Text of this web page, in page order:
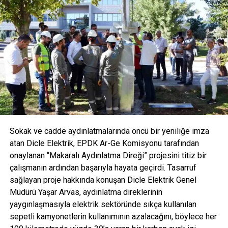
magnezyum oranı ve doğal bileşenleriyle yenilikçi
içecekler sunuyor. AVOYA, Türkiye’nin toplam mineral ve
magnezyum değeri en yüksek maden suyu olarak fark
yaratıyor. Sektörde bir ilki gerçekleştirerek meyve ve bitki
özleri ile zenginleştirilmiş, tamamen doğal içerikli
formüllerle tüketicilere sunuluyor. Bu yenilikçi yaklaşımla
AVOYA hem maden suyu hem de mineralli gazlı içecek
kategorisinde devrim yaratmayı hedefliyor.
Sokak ve cadde aydınlatmalarında öncü bir yeniliğe imza
atan Dicle Elektrik, EPDK Ar-Ge Komisyonu tarafından
onaylanan “Makaralı Aydınlatma Direği” projesini titiz bir
çalışmanın ardından başarıyla hayata geçirdi. Tasarruf
sağlayan proje hakkında konuşan Dicle Elektrik Genel
Müdürü Yaşar Arvas, aydınlatma direklerinin
yaygınlaşmasıyla elektrik sektöründe sıkça kullanılan
sepetli kamyonetlerin kullanımının azalacağını, böylece her